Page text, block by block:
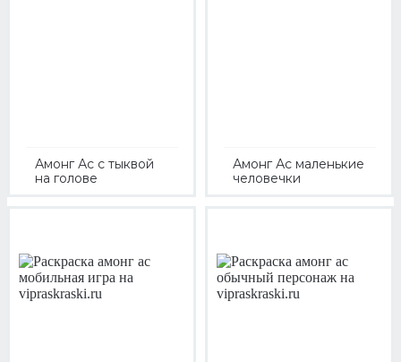
Амонг Ас с тыквой
на голове
Амонг Ас маленькие
человечки